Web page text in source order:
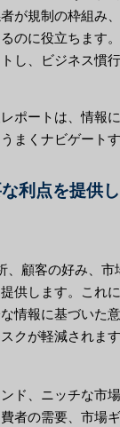
が規制の枠組み
のに役立ちます
し、ビジネス慣
ポートは、情報
まくナビゲート
利点を提供
、顧客の好み、市
供します。これ
情報に基づいた
クが軽減されま
ド、ニッチな市
者の需要、市場